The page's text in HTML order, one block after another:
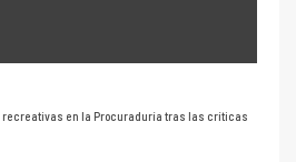
recreativas en la Procuraduría tras las críticas